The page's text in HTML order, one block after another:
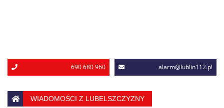
690 680 960 alarm@lublin112.pl
WIADOMOŚCI Z LUBELSZCZYZNY